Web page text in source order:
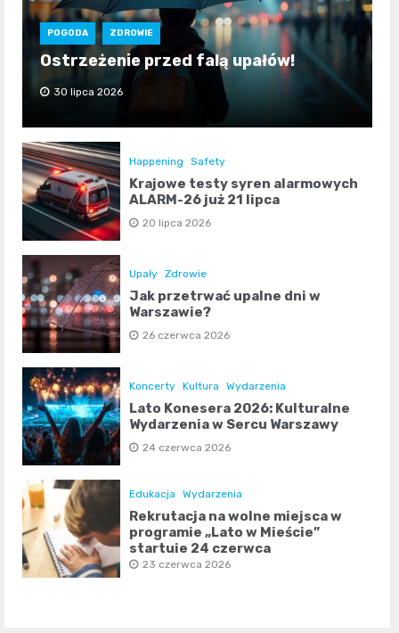
POGODA ZDROWIE
Ostrzeżenie przed falą upałów!
30 lipca 2026
Happening Safety
Krajowe testy syren alarmowych
ALARM-26 już 21 lipca
20 lipca 2026
Upały Zdrowie
Jak przetrwać upalne dni w
Warszawie?
26 czerwca 2026
Koncerty Kultura Wydarzenia
Lato Konesera 2026: Kulturalne
Wydarzenia w Sercu Warszawy
24 czerwca 2026
Edukacja Wydarzenia
Rekrutacja na wolne miejsca w
programie „Lato w Mieście”
startuje 24 czerwca
23 czerwca 2026